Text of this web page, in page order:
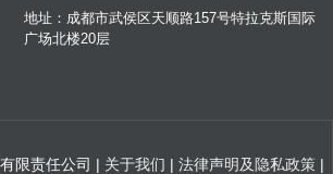
地址：成都市武侯区天顺路157号特拉克斯国际
广场北楼20层
限责任公司 | 关于我们 | 法律声明及隐私政策 |